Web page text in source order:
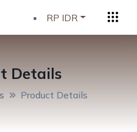
RP IDR
Details
Product Details